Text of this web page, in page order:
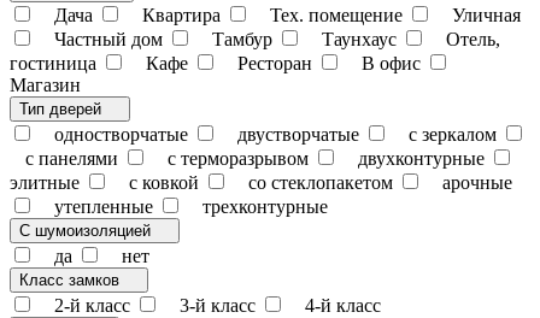
Дача Квартира Тех. помещение
Уличная
Частный дом
Тамбур Таунхаус
Отель,
гостиница
Кафе Ресторан
В офис
Магазин
Тип дверей
одностворчатые двустворчатые
с зеркалом
с панелями
с терморазрывом
двухконтурные
элитные
с ковкой со стеклопакетом
арочные
утепленные
трехконтурные
С шумоизоляцией
да нет
Класс замков
2-й класс 3-й класс 4-й класс